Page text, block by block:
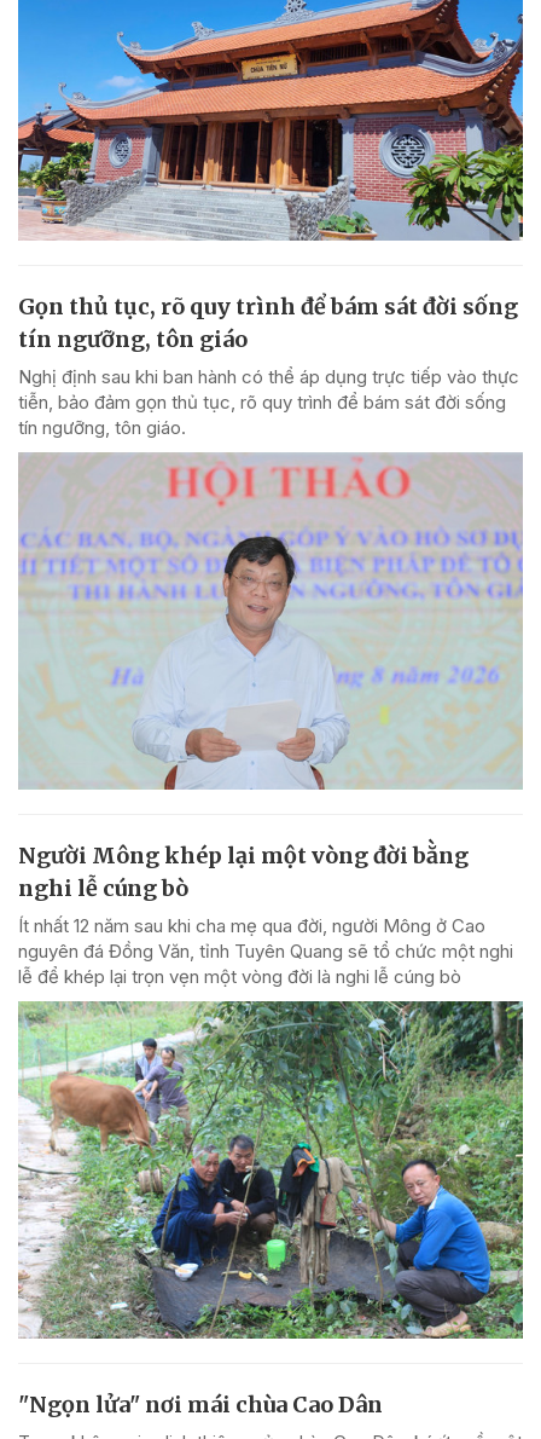
Gọn thủ tục, rõ quy trình để bám sát đời sống
tín ngưỡng, tôn giáo
Nghị định sau khi ban hành có thể áp dụng trực tiếp vào thực
tiễn, bảo đảm gọn thủ tục, rõ quy trình để bám sát đời sống
tín ngưỡng, tôn giáo.
Người Mông khép lại một vòng đời bằng
nghi lễ cúng bò
Ít nhất 12 năm sau khi cha mẹ qua đời, người Mông ở Cao
nguyên đá Đồng Văn, tỉnh Tuyên Quang sẽ tổ chức một nghi
lễ để khép lại trọn vẹn một vòng đời là nghi lễ cúng bò
"Ngọn lửa" nơi mái chùa Cao Dân